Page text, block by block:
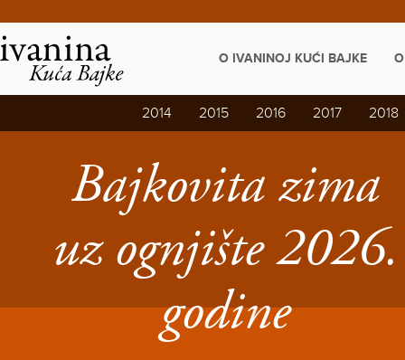
Ova
web
stranica
uključuje
sustav
pristupačnosti.
O IVANINOJ KUĆI BAJKE
2014 2015 2016 2017 2018
Bajkovita zima
uz ognjište 2026.
godine